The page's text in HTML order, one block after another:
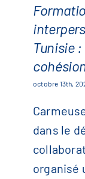
Tunisie
octobre 13th,
dans le
organisé